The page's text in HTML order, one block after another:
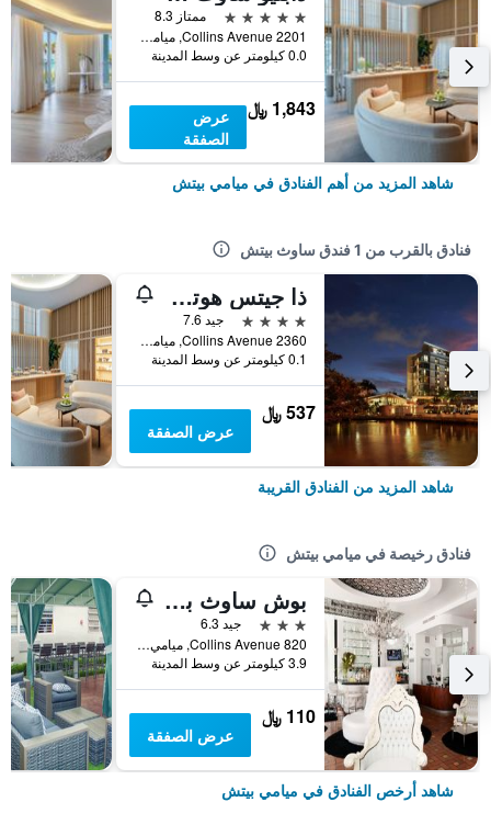
5 نجوم
ممتاز 8.3
2201 Collins Avenue, ميامي بيتش, FL, الولايات المتحدة الأميريكية
0.0 كيلومتر عن وسط المدينة
1,843 ﷼
عرض
الصفقة
شاهد المزيد من أهم الفنادق في ميامي بيتش
فنادق بالقرب من 1 فندق ساوث بيتش
ذا جيتس هوتل ساوث بيتش
4 نجوم
جيد 7.6
2360 Collins Avenue, ميامي بيتش, FL, الولايات المتحدة الأميريكية
0.1 كيلومتر عن وسط المدينة
537 ﷼
عرض الصفقة
شاهد المزيد من الفنادق القريبة
فنادق رخيصة في ميامي بيتش
بوش ساوث بيتش
3 نجوم
جيد 6.3
820 Collins Avenue, ميامي بيتش, FL, الولايات المتحدة الأميريكية
3.9 كيلومتر عن وسط المدينة
110 ﷼
عرض الصفقة
شاهد أرخص الفنادق في ميامي بيتش